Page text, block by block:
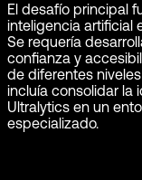
El desafío principal
inteligencia artificial
Se requería
confianza y
de diferentes
incluía consolidar la
Ultralytics en un
especializado.